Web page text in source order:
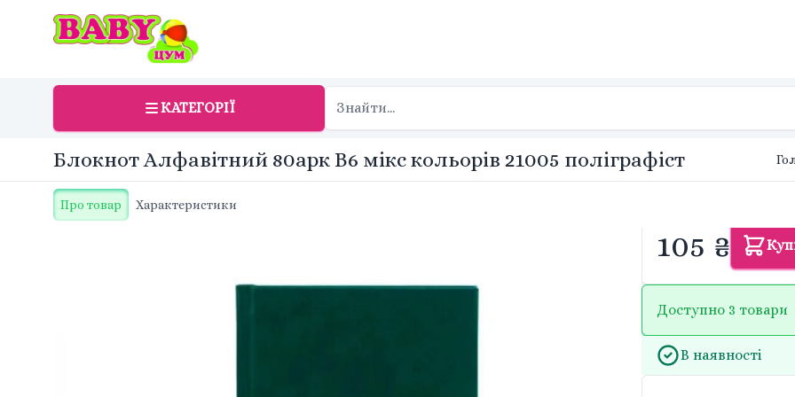
КАТЕГОРІЇ
Блокнот Алфавітний 80арк B6 мікс кольорів 21005 поліграфіст
Про товар Характеристики
105 ₴
Доступно 3 товари
В наявності